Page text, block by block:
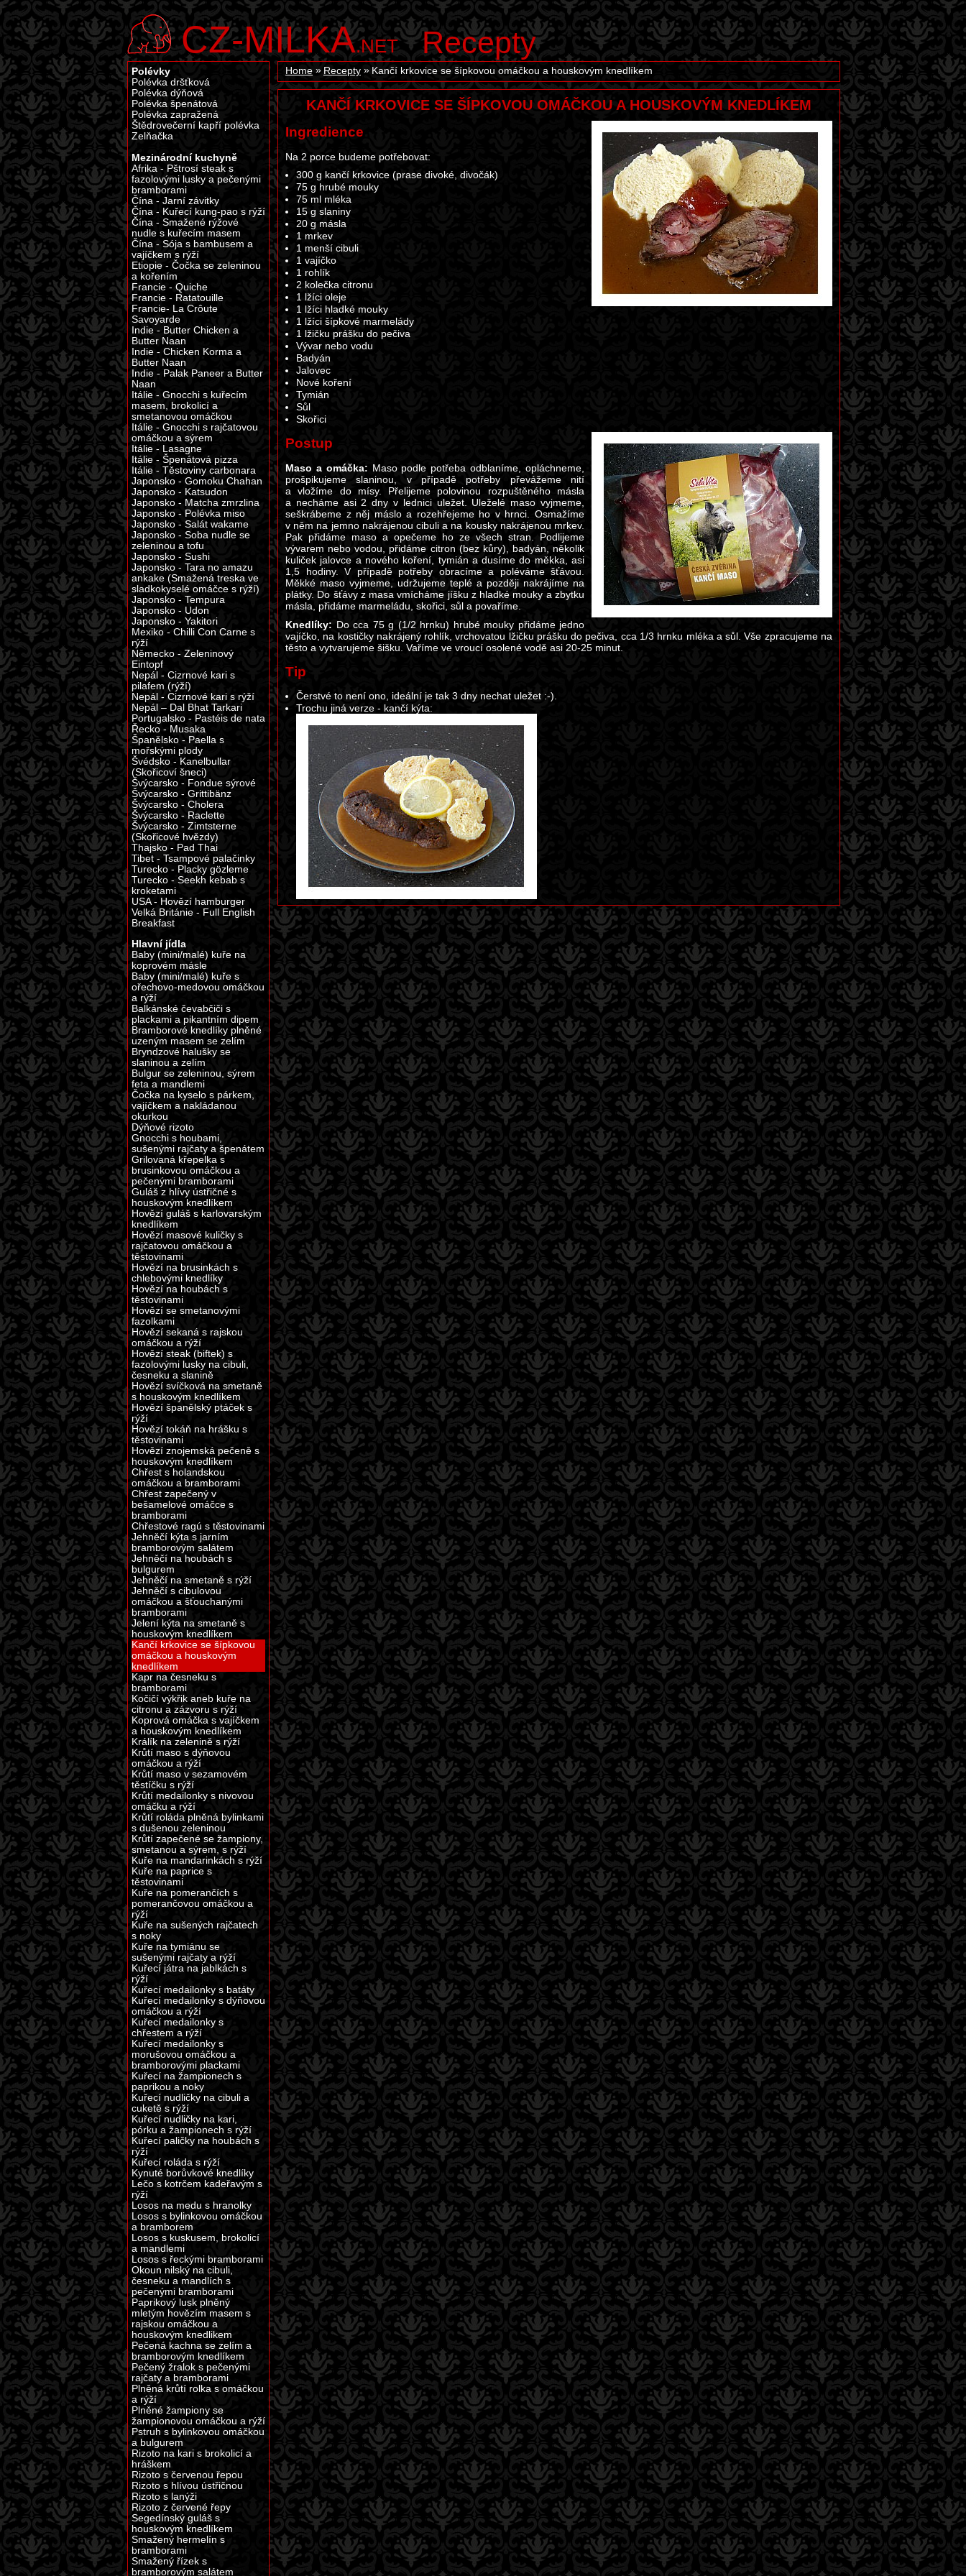
CZ-MILKA.NET Recepty
Home Recepty Kančí krkovice se šípkovou omáčkou a houskovým knedlíkem
KANČÍ KRKOVICE SE ŠÍPKOVOU OMÁČKOU A HOUSKOVÝM KNEDLÍKEM
Ingredience
Na 2 porce budeme potřebovat:
300 g kančí krkovice (prase divoké, divočák)
75 g hrubé mouky
75 ml mléka
15 g slaniny
20 g másla
1 mrkev
1 menší cibuli
1 vajíčko
1 rohlík
2 kolečka citronu
1 lžíci oleje
1 lžíci hladké mouky
1 lžíci šípkové marmelády
1 lžičku prášku do pečiva
Vývar nebo vodu
Badyán
Jalovec
Nové koření
Tymián
Sůl
Skořici
Postup
Maso a omáčka: Maso podle potřeba odblaníme, opláchneme,
prošpikujeme slaninou, v případě potřeby převážeme nití
a vložíme do mísy. Přelijeme polovinou rozpuštěného másla
a necháme asi 2 dny v lednici uležet. Uleželé maso vyjmeme,
seškrábeme z něj máslo a rozehřejeme ho v hrnci. Osmažíme
v něm na jemno nakrájenou cibuli a na kousky nakrájenou mrkev.
Pak přidáme maso a opečeme ho ze všech stran. Podlijeme
vývarem nebo vodou, přidáme citron (bez kůry), badyán, několik
kuliček jalovce a nového koření, tymián a dusíme do měkka, asi
1,5 hodiny. V případě potřeby obracíme a poléváme šťávou.
Měkké maso vyjmeme, udržujeme teplé a později nakrájíme na
plátky. Do šťávy z masa vmícháme jíšku z hladké mouky a zbytku
másla, přidáme marmeládu, skořici, sůl a povaříme.
Knedlíky: Do cca 75 g (1/2 hrnku) hrubé mouky přidáme jedno
vajíčko, na kostičky nakrájený rohlík, vrchovatou lžičku prášku do pečiva, cca 1/3 hrnku mléka a sůl. Vše zpracujeme na
těsto a vytvarujeme šišku. Vaříme ve vroucí osolené vodě asi 20-25 minut.
Tip
Čerstvé to není ono, ideální je tak 3 dny nechat uležet :-).
Trochu jiná verze - kančí kýta:
Polévky
Polévka dršťková
Polévka dýňová
Polévka špenátová
Polévka zapražená
Štědrovečerní kapří polévka
Zelňačka
Mezinárodní kuchyně
Afrika - Pštrosí steak s
fazolovými lusky a pečenými
bramborami
Čína - Jarní závitky
Čína - Kuřecí kung-pao s rýží
Čína - Smažené rýžové
nudle s kuřecím masem
Čína - Sója s bambusem a
vajíčkem s rýží
Etiopie - Čočka se zeleninou
a kořením
Francie - Quiche
Francie - Ratatouille
Francie- La Crôute
Savoyarde
Indie - Butter Chicken a
Butter Naan
Indie - Chicken Korma a
Butter Naan
Indie - Palak Paneer a Butter
Naan
Itálie - Gnocchi s kuřecím
masem, brokolicí a
smetanovou omáčkou
Itálie - Gnocchi s rajčatovou
omáčkou a sýrem
Itálie - Lasagne
Itálie - Špenátová pizza
Itálie - Těstoviny carbonara
Japonsko - Gomoku Chahan
Japonsko - Katsudon
Japonsko - Matcha zmrzlina
Japonsko - Polévka miso
Japonsko - Salát wakame
Japonsko - Soba nudle se
zeleninou a tofu
Japonsko - Sushi
Japonsko - Tara no amazu
ankake (Smažená treska ve
sladkokyselé omáčce s rýží)
Japonsko - Tempura
Japonsko - Udon
Japonsko - Yakitori
Mexiko - Chilli Con Carne s
rýží
Německo - Zeleninový
Eintopf
Nepál - Cizrnové kari s
pilafem (rýží)
Nepál - Cizrnové kari s rýží
Nepál – Dal Bhat Tarkari
Portugalsko - Pastéis de nata
Řecko - Musaka
Španělsko - Paella s
mořskými plody
Švédsko - Kanelbullar
(Skořicoví šneci)
Švýcarsko - Fondue sýrové
Švýcarsko - Grittibänz
Švýcarsko - Cholera
Švýcarsko - Raclette
Švýcarsko - Zimtsterne
(Skořicové hvězdy)
Thajsko - Pad Thai
Tibet - Tsampové palačinky
Turecko - Placky gözleme
Turecko - Seekh kebab s
kroketami
USA - Hovězí hamburger
Velká Británie - Full English
Breakfast
Hlavní jídla
Baby (mini/malé) kuře na
koprovém másle
Baby (mini/malé) kuře s
ořechovo-medovou omáčkou
a rýží
Balkánské čevabčiči s
plackami a pikantním dipem
Bramborové knedlíky plněné
uzeným masem se zelím
Bryndzové halušky se
slaninou a zelím
Bulgur se zeleninou, sýrem
feta a mandlemi
Čočka na kyselo s párkem,
vajíčkem a nakládanou
okurkou
Dýňové rizoto
Gnocchi s houbami,
sušenými rajčaty a špenátem
Grilovaná křepelka s
brusinkovou omáčkou a
pečenými bramborami
Guláš z hlívy ústřičné s
houskovým knedlíkem
Hovězí guláš s karlovarským
knedlíkem
Hovězí masové kuličky s
rajčatovou omáčkou a
těstovinami
Hovězí na brusinkách s
chlebovými knedlíky
Hovězí na houbách s
těstovinami
Hovězí se smetanovými
fazolkami
Hovězí sekaná s rajskou
omáčkou a rýží
Hovězí steak (biftek) s
fazolovými lusky na cibuli,
česneku a slanině
Hovězí svíčková na smetaně
s houskovým knedlíkem
Hovězí španělský ptáček s
rýží
Hovězí tokáň na hrášku s
těstovinami
Hovězí znojemská pečeně s
houskovým knedlíkem
Chřest s holandskou
omáčkou a bramborami
Chřest zapečený v
bešamelové omáčce s
bramborami
Chřestové ragú s těstovinami
Jehněčí kýta s jarním
bramborovým salátem
Jehněčí na houbách s
bulgurem
Jehněčí na smetaně s rýží
Jehněčí s cibulovou
omáčkou a šťouchanými
bramborami
Jelení kýta na smetaně s
houskovým knedlíkem
Kančí krkovice se šípkovou
omáčkou a houskovým
knedlíkem
Kapr na česneku s
bramborami
Kočičí výkřik aneb kuře na
citronu a zázvoru s rýží
Koprová omáčka s vajíčkem
a houskovým knedlíkem
Králík na zelenině s rýží
Krůtí maso s dýňovou
omáčkou a rýží
Krůtí maso v sezamovém
těstíčku s rýží
Krůtí medailonky s nivovou
omáčku a rýží
Krůtí roláda plněná bylinkami
s dušenou zeleninou
Krůtí zapečené se žampiony,
smetanou a sýrem, s rýží
Kuře na mandarinkách s rýží
Kuře na paprice s
těstovinami
Kuře na pomerančích s
pomerančovou omáčkou a
rýží
Kuře na sušených rajčatech
s noky
Kuře na tymiánu se
sušenými rajčaty a rýží
Kuřecí játra na jablkách s
rýží
Kuřecí medailonky s batáty
Kuřecí medailonky s dýňovou
omáčkou a rýží
Kuřecí medailonky s
chřestem a rýží
Kuřecí medailonky s
morušovou omáčkou a
bramborovými plackami
Kuřecí na žampionech s
paprikou a noky
Kuřecí nudličky na cibuli a
cuketě s rýží
Kuřecí nudličky na kari,
pórku a žampionech s rýží
Kuřecí paličky na houbách s
rýží
Kuřecí roláda s rýží
Kynuté borůvkové knedlíky
Lečo s kotrčem kadeřavým s
rýží
Losos na medu s hranolky
Losos s bylinkovou omáčkou
a bramborem
Losos s kuskusem, brokolicí
a mandlemi
Losos s řeckými bramborami
Okoun nilský na cibuli,
česneku a mandlích s
pečenými bramborami
Paprikový lusk plněný
mletým hovězím masem s
rajskou omáčkou a
houskovým knedlikem
Pečená kachna se zelím a
bramborovým knedlíkem
Pečený žralok s pečenými
rajčaty a bramborami
Plněná krůtí rolka s omáčkou
a rýží
Plněné žampiony se
žampionovou omáčkou a rýží
Pstruh s bylinkovou omáčkou
a bulgurem
Rizoto na kari s brokolicí a
hráškem
Rizoto s červenou řepou
Rizoto s hlívou ústřičnou
Rizoto s lanýži
Rizoto z červené řepy
Segedínský guláš s
houskovým knedlíkem
Smažený hermelín s
bramborami
Smažený řízek s
bramborovým salátem